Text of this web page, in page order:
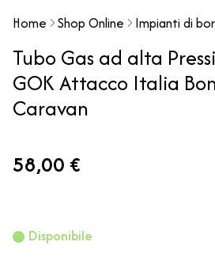
Home Shop Online Impianti di
Tubo Gas ad alta
GOK Attacco Italia
Caravan
58,00 €
Disponibile